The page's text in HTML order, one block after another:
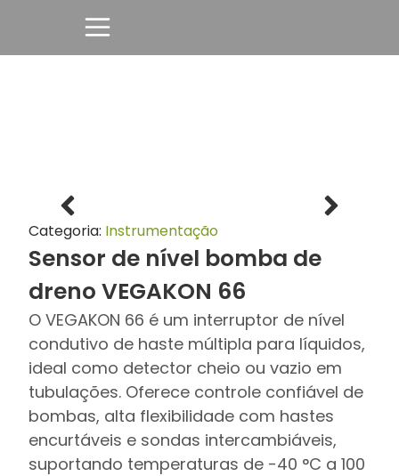
Categoria: Instrumentação
Sensor de nível bomba de
dreno VEGAKON 66
O VEGAKON 66 é um interruptor de nível
condutivo de haste múltipla para líquidos,
ideal como detector cheio ou vazio em
tubulações. Oferece controle confiável de
bombas, alta flexibilidade com hastes
encurtáveis e sondas intercambiáveis,
suportando temperaturas de -40 °C a 100